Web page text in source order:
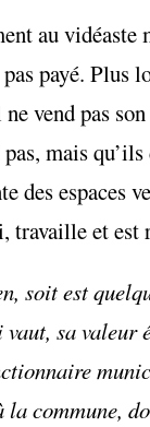
au
payé. Plus
vend pas
mais
des espaces
travaille et est
soit est
sa valeur
la commune,